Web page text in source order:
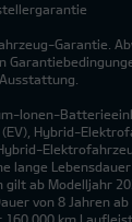
Garantie.
Ionen-
Hybrid-
lange
gilt ab Modelljahr
von 8 Jahren ab
160.000 km